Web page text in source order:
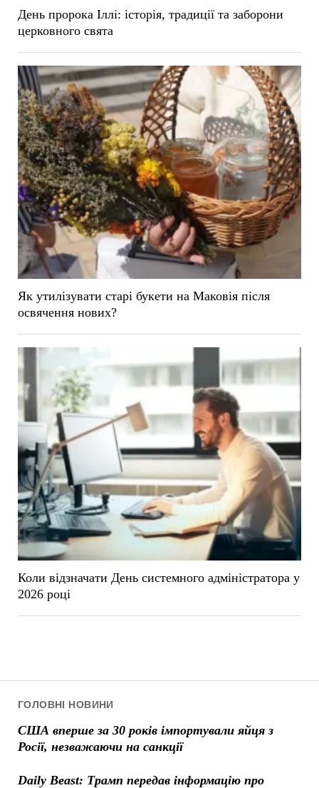
ГОЛОВНІ НОВИНИ
США вперше за 30 років імпортували яйця з
Росії, незважаючи на санкції
Daily Beast: Трамп передав інформацію про
День пророка Іллі: історія, традиції та заборони
церковного свята
Як утилізувати старі букети на Маковія після
освячення нових?
Коли відзначати День системного адміністратора у
2026 році